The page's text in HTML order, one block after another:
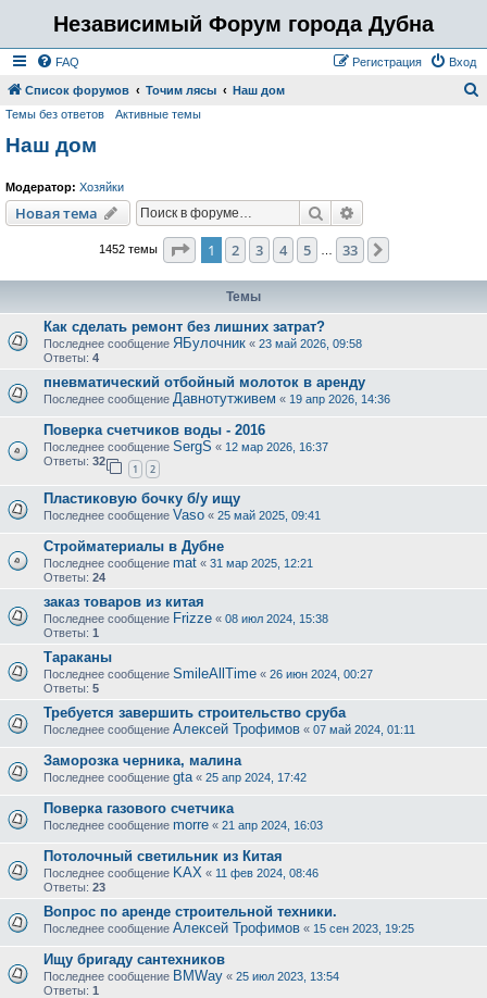
Независимый Форум города Дубна
FAQ Вход
Регистрация
Список форумов Точим лясы Наш дом
Темы без ответов Активные темы
Наш дом
Модератор: Хозяйки
Новая тема Поиск
1452 темы Страница из 33
1 2 3 4 5 33
Темы
Как сделать ремонт без лишних затрат?
Последнее сообщение ЯБулочник « 23 май 2026, 09:58
Ответы: 4
пневматический отбойный молоток в аренду
Последнее сообщение Давнотутживем « 19 апр 2026, 14:36
Поверка счетчиков воды - 2016
Последнее сообщение SergS « 12 мар 2026, 16:37
Ответы: 32
1 2
Пластиковую бочку б/у ищу
Последнее сообщение Vaso « 25 май 2025, 09:41
Стройматериалы в Дубне
Последнее сообщение mat « 31 мар 2025, 12:21
Ответы: 24
заказ товаров из китая
Последнее сообщение Frizze « 08 июл 2024, 15:38
Ответы: 1
Тараканы
Последнее сообщение SmileAllTime « 26 июн 2024, 00:27
Ответы: 5
Требуется завершить строительство сруба
Последнее сообщение Алексей Трофимов « 07 май 2024, 01:11
Заморозка черника, малина
Последнее сообщение gta « 25 апр 2024, 17:42
Поверка газового счетчика
Последнее сообщение morre « 21 апр 2024, 16:03
Потолочный светильник из Китая
Последнее сообщение KAX « 11 фев 2024, 08:46
Ответы: 23
Вопрос по аренде строительной техники.
Последнее сообщение Алексей Трофимов « 15 сен 2023, 19:25
Ищу бригаду сантехников
Последнее сообщение BMWay « 25 июл 2023, 13:54
Ответы: 1